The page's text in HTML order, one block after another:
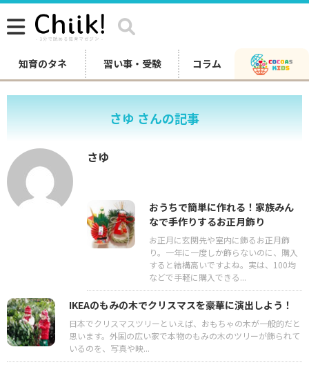
知育のタネ 習い事・受験 コラム
さゆ さんの記事
さゆ
おうちで簡単に作れる！家族みん
なで手作りするお正月飾り
お正月に玄関先や室内に飾るお正月飾
り。一年に一度しか飾らないのに、購入
すると結構高いですよね。実は、100均
などで手軽に購入できる...
IKEAのもみの木でクリスマスを豪華に演出しよう！
日本でクリスマスツリーといえば、おもちゃの木が一般的だと
思います。外国の広い家で本物のもみの木のツリーが飾られて
いるのを、写真や映...